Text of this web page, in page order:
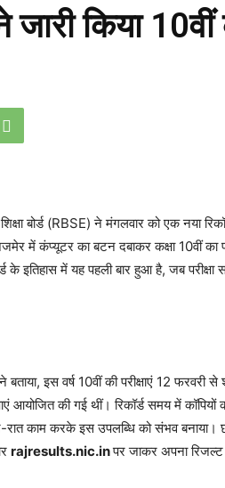
जारी किया
बोर्ड (RBSE) ने मंगलवार को एक नया
में कंप्यूटर का बटन दबाकर कक्षा 10वीं का
के इतिहास में यह पहली बार हुआ है, जब
इस वर्ष 10वीं की परीक्षाएं 12
आयोजित की गई थीं। रिकॉर्ड समय में
रात काम करके इस उपलब्धि को संभव
rajresults.nic.inपर जाकर अपना